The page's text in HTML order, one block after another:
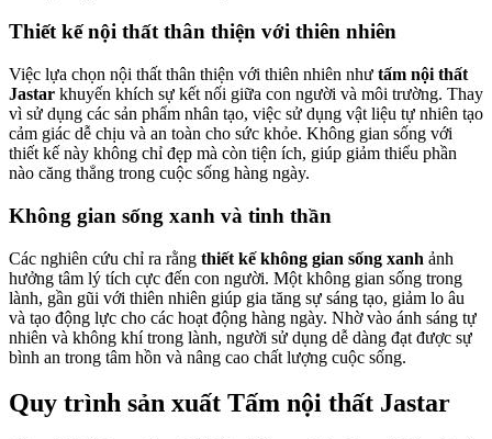
Thiết kế nội thất thân thiện với thiên nhiên
Việc lựa chọn nội thất thân thiện với thiên nhiên như tấm nội thất
Jastar khuyến khích sự kết nối giữa con người và môi trường. Thay
vì sử dụng các sản phẩm nhân tạo, việc sử dụng vật liệu tự nhiên tạo
cảm giác dễ chịu và an toàn cho sức khỏe. Không gian sống với
thiết kế này không chỉ đẹp mà còn tiện ích, giúp giảm thiểu phần
nào căng thẳng trong cuộc sống hàng ngày.
Không gian sống xanh và tinh thần
Các nghiên cứu chỉ ra rằng thiết kế không gian sống xanh ảnh
hưởng tâm lý tích cực đến con người. Một không gian sống trong
lành, gần gũi với thiên nhiên giúp gia tăng sự sáng tạo, giảm lo âu
và tạo động lực cho các hoạt động hàng ngày. Nhờ vào ánh sáng tự
nhiên và không khí trong lành, người sử dụng dễ dàng đạt được sự
bình an trong tâm hồn và nâng cao chất lượng cuộc sống.
Quy trình sản xuất Tấm nội thất Jastar